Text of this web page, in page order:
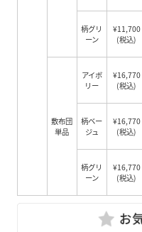
柄グリ
ーン
¥11,700
(税込)
敷布団
単品
アイボ
リー
¥16,770
(税込)
柄ベー
ジュ
¥16,770
(税込)
柄グリ
ーン
¥16,770
(税込)